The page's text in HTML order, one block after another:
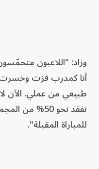
وزاد: "اللاعبون
أنا كمدرب فزت وخسرت
طبيعي من عملي. الآن
نفقد نحو 50%
للمباراة المقبلة".